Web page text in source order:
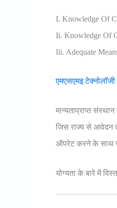
I. Knowledge Of
Ii. Knowledge Of
Iii. Adequate
एमएसएमइ
मान्यताप्राप्त
जिस राज्य से आवेदन
ऑपरेट करने के साथ
योग्यता के बारे में